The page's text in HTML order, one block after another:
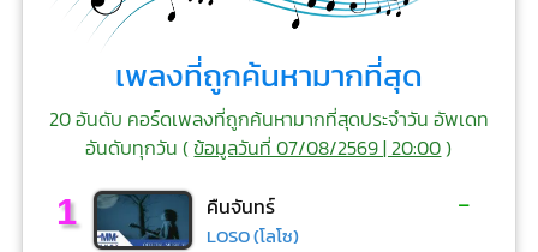
เพลงที่ถูกค้นหามากที่สุด
20 อันดับ คอร์ดเพลงที่ถูกค้นหามากที่สุดประจำวัน อัพเดท
อันดับทุกวัน (ข้อมูลวันที่ 07/08/2569 | 20:00)
1 คืนจันทร์
LOSO (โลโซ)
-